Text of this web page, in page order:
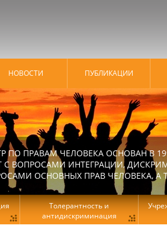
HОВОСТИ ПУБЛИКАЦИИ
ПО ПРАВАМ ЧЕЛОВЕКА ОСНОВАН В
С ВОПРОСАМИ ИНТЕГРАЦИИ,
ОСНОВНЫХ ПРАВ ЧЕЛОВЕКА, А
Толерантность и
антидискриминация